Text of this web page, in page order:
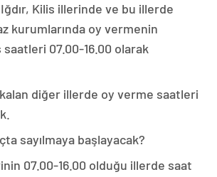
Kilis illerinde ve bu illerde
kurumlarında oy vermenin
saatleri 07.00-16.00 olarak
kalan diğer illerde oy verme saatleri
sayılmaya başlayacak?
07.00-16.00 olduğu illerde saat